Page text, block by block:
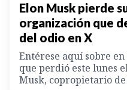
Elon Musk pierde
organización que
del odio en X
Entérese aquí sobre
que perdió este lunes
Musk, copropietario de